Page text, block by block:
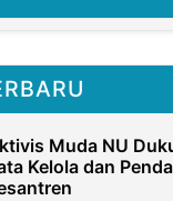
Muda NU
Kelola dan